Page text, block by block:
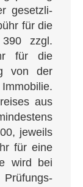
gesetz­li­
für die
zzgl.
für die
von der
aus
jeweils
für eine
wird bei
Prü­fungs­